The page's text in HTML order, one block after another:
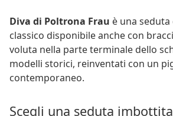
Diva di Poltrona Frau è una
classico disponibile anche con
voluta nella parte terminale dello
modelli storici, reinventati con un
contemporaneo.
Scegli una seduta